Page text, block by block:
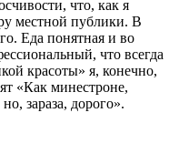
что, как я
местной публики. В
Еда понятная и во
что всегда
красоты» я, конечно,
«Как минестроне,
зараза, дорого».